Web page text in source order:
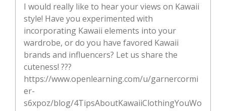
I would really like to hear your views on Kawaii
style! Have you experimented with
incorporating Kawaii elements into your
wardrobe, or do you have favored Kawaii
brands and influencers? Let us share the
cuteness! ???
https://www.openlearning.com/u/garnercormi
er-
s6xpoz/blog/4TipsAboutKawaiiClothingYouWo